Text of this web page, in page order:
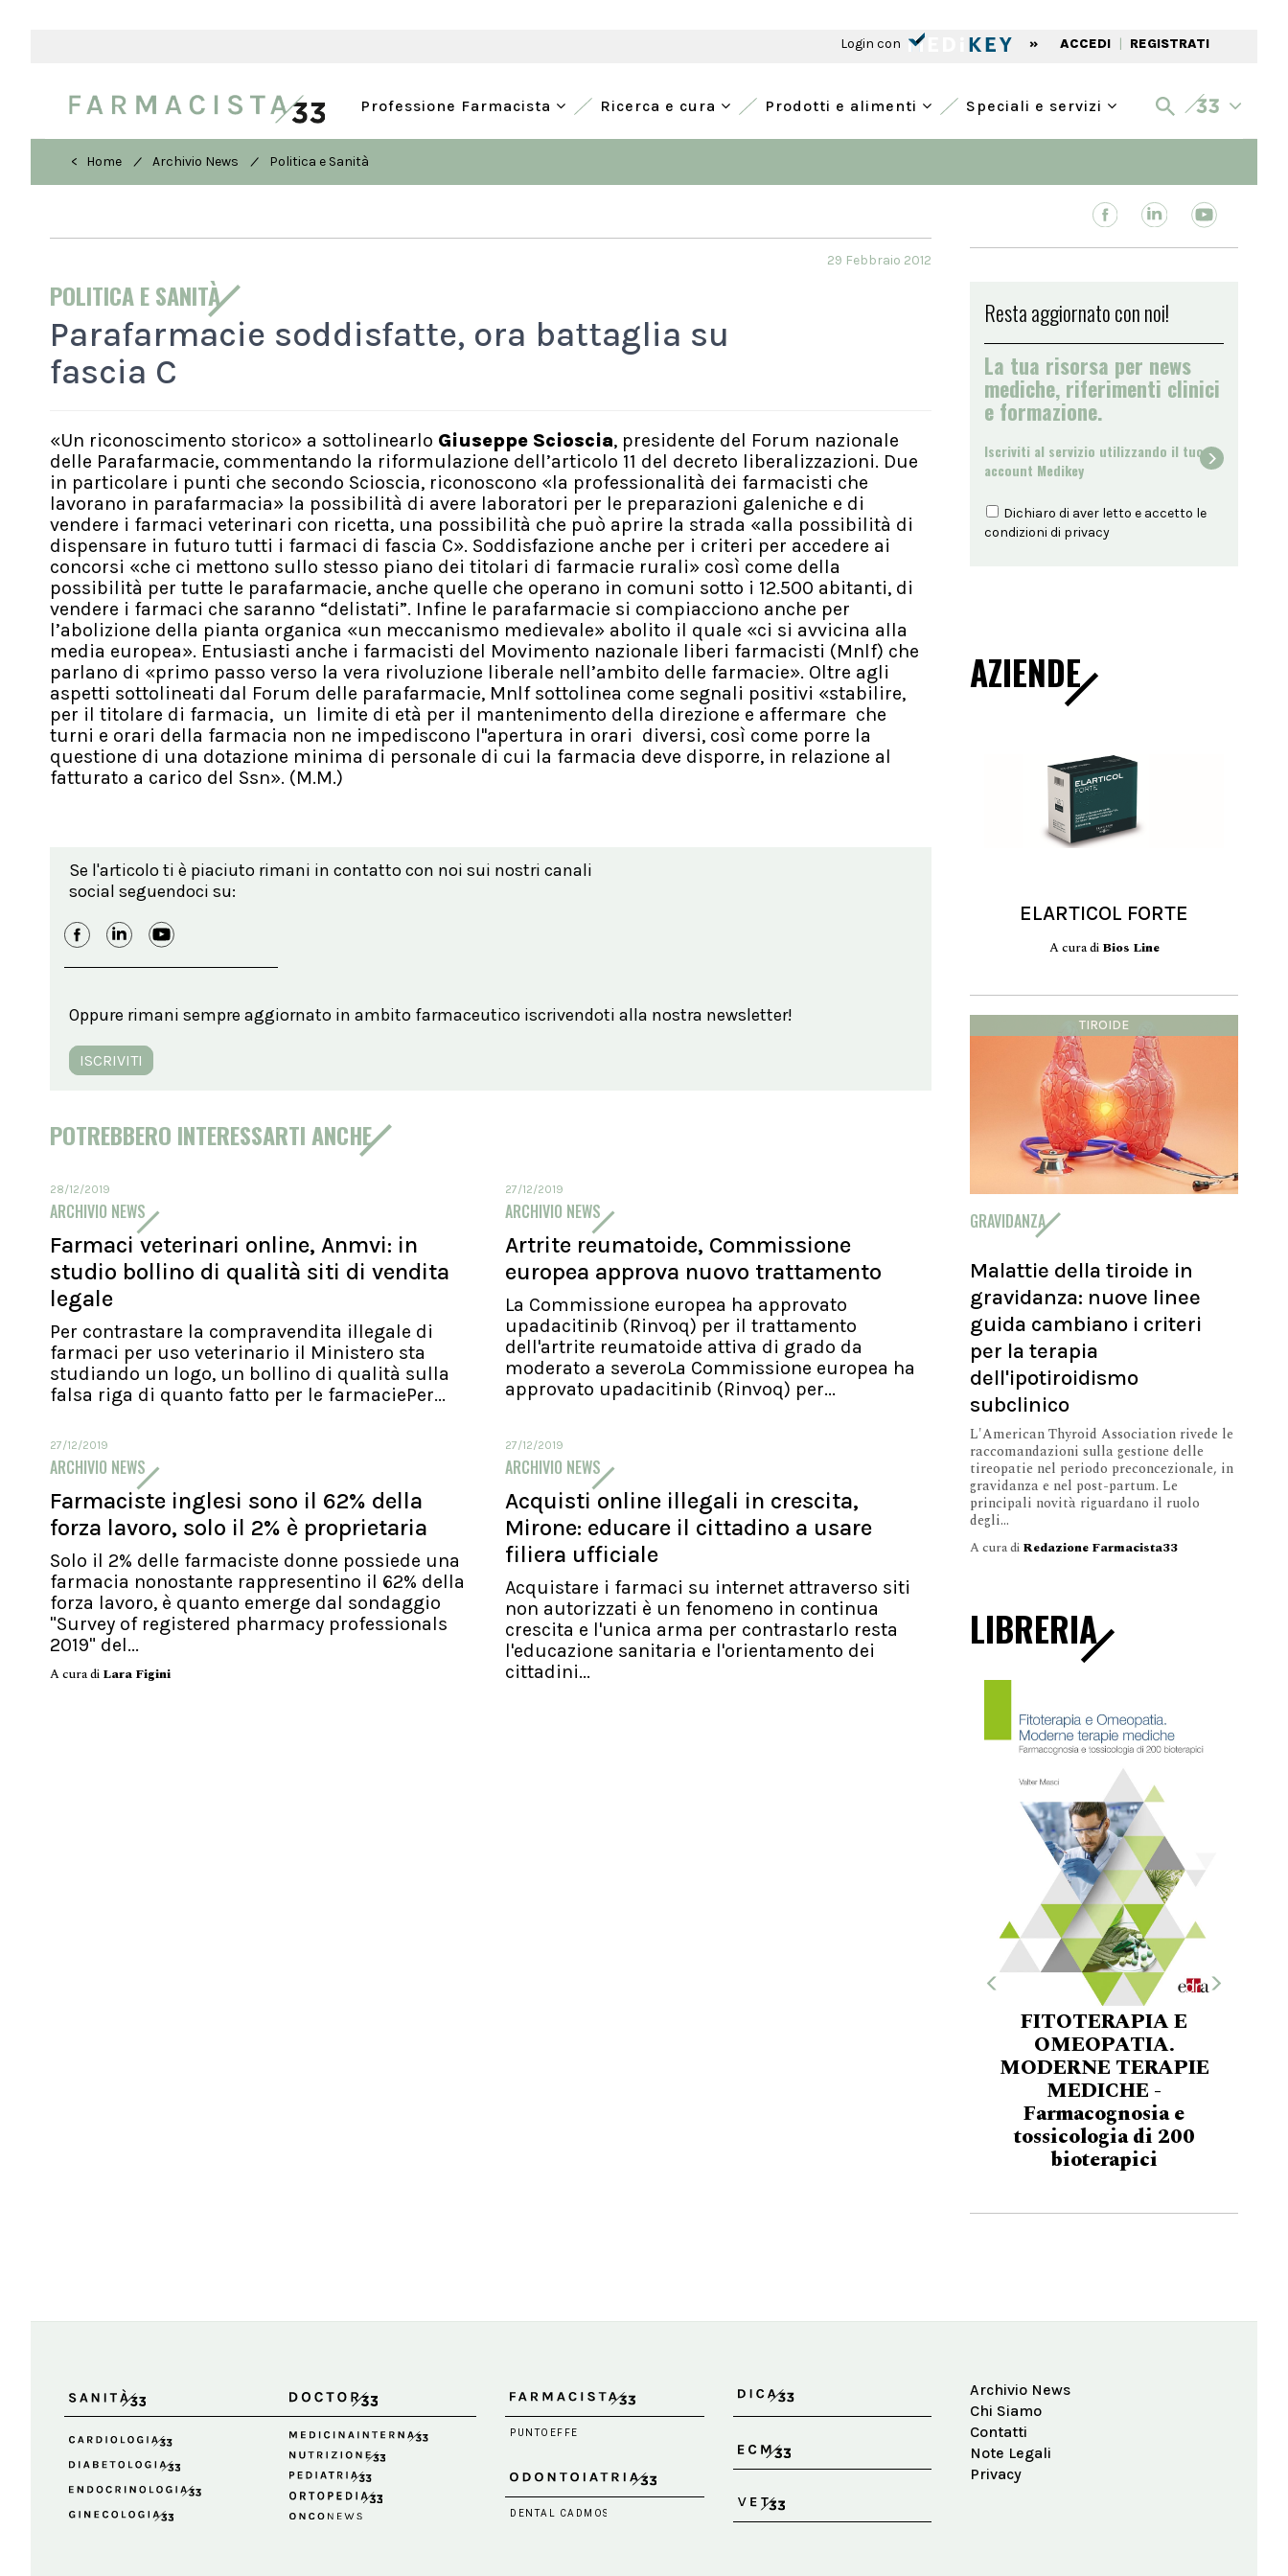
Login con » ACCEDI | REGISTRATI
Professione Farmacista Ricerca e cura Prodotti e alimenti Speciali e servizi
< Home / Archivio News / Politica e Sanità
POLITICA E SANITÀ
29 Febbraio 2012
Parafarmacie soddisfatte, ora battaglia su
fascia C
«Un riconoscimento storico» a sottolinearlo Giuseppe Scioscia, presidente del Forum nazionale
delle Parafarmacie, commentando la riformulazione dell’articolo 11 del decreto liberalizzazioni. Due
in particolare i punti che secondo Scioscia, riconoscono «la professionalità dei farmacisti che
lavorano in parafarmacia» la possibilità di avere laboratori per le preparazioni galeniche e di
vendere i farmaci veterinari con ricetta, una possibilità che può aprire la strada «alla possibilità di
dispensare in futuro tutti i farmaci di fascia C». Soddisfazione anche per i criteri per accedere ai
concorsi «che ci mettono sullo stesso piano dei titolari di farmacie rurali» così come della
possibilità per tutte le parafarmacie, anche quelle che operano in comuni sotto i 12.500 abitanti, di
vendere i farmaci che saranno “delistati”. Infine le parafarmacie si compiacciono anche per
l’abolizione della pianta organica «un meccanismo medievale» abolito il quale «ci si avvicina alla
media europea». Entusiasti anche i farmacisti del Movimento nazionale liberi farmacisti (Mnlf) che
parlano di «primo passo verso la vera rivoluzione liberale nell’ambito delle farmacie». Oltre agli
aspetti sottolineati dal Forum delle parafarmacie, Mnlf sottolinea come segnali positivi «stabilire,
per il titolare di farmacia, un limite di età per il mantenimento della direzione e affermare che
turni e orari della farmacia non ne impediscono l''apertura in orari diversi, così come porre la
questione di una dotazione minima di personale di cui la farmacia deve disporre, in relazione al
fatturato a carico del Ssn». (M.M.)
Se l'articolo ti è piaciuto rimani in contatto con noi sui nostri canali
social seguendoci su:
Oppure rimani sempre aggiornato in ambito farmaceutico iscrivendoti alla nostra newsletter!
ISCRIVITI
POTREBBERO INTERESSARTI ANCHE
28/12/2019
ARCHIVIO NEWS
Farmaci veterinari online, Anmvi: in
studio bollino di qualità siti di vendita
legale
Per contrastare la compravendita illegale di
farmaci per uso veterinario il Ministero sta
studiando un logo, un bollino di qualità sulla
falsa riga di quanto fatto per le farmaciePer...
27/12/2019
ARCHIVIO NEWS
Artrite reumatoide, Commissione
europea approva nuovo trattamento
La Commissione europea ha approvato
upadacitinib (Rinvoq) per il trattamento
dell'artrite reumatoide attiva di grado da
moderato a severoLa Commissione europea ha
approvato upadacitinib (Rinvoq) per...
27/12/2019
ARCHIVIO NEWS
Farmaciste inglesi sono il 62% della
forza lavoro, solo il 2% è proprietaria
Solo il 2% delle farmaciste donne possiede una
farmacia nonostante rappresentino il 62% della
forza lavoro, è quanto emerge dal sondaggio
"Survey of registered pharmacy professionals
2019" del...
A cura di Lara Figini
27/12/2019
ARCHIVIO NEWS
Acquisti online illegali in crescita,
Mirone: educare il cittadino a usare
filiera ufficiale
Acquistare i farmaci su internet attraverso siti
non autorizzati è un fenomeno in continua
crescita e l'unica arma per contrastarlo resta
l'educazione sanitaria e l'orientamento dei
cittadini...
Resta aggiornato con noi!
La tua risorsa per news
mediche, riferimenti clinici
e formazione.
Iscriviti al servizio utilizzando il tuo
account Medikey
Dichiaro di aver letto e accetto le
condizioni di privacy
AZIENDE
ELARTICOL FORTE
A cura di Bios Line
TIROIDE
GRAVIDANZA
Malattie della tiroide in
gravidanza: nuove linee
guida cambiano i criteri
per la terapia
dell'ipotiroidismo
subclinico
L'American Thyroid Association rivede le
raccomandazioni sulla gestione delle
tireopatie nel periodo preconcezionale, in
gravidanza e nel post-partum. Le
principali novità riguardano il ruolo
degli...
A cura di Redazione Farmacista33
LIBRERIA
FITOTERAPIA E
OMEOPATIA.
MODERNE TERAPIE
MEDICHE -
Farmacognosia e
tossicologia di 200
bioterapici
Archivio News
Chi Siamo
Contatti
Note Legali
Privacy